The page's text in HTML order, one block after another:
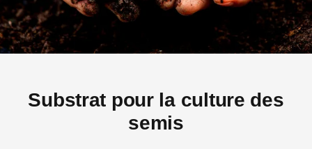
Substrat pour la culture des
semis